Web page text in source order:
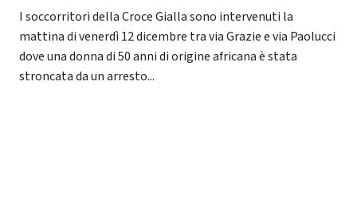
I soccorritori della Croce Gialla sono intervenuti la
mattina di venerdì 12 dicembre tra via Grazie e via Paolucci
dove una donna di 50 anni di origine africana è stata
stroncata da un arresto...